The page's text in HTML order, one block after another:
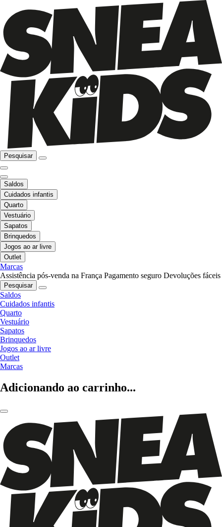
Pesquisar
Saldos
Cuidados infantis
Quarto
Vestuário
Sapatos
Brinquedos
Jogos ao ar livre
Outlet
Marcas
Assistência pós-venda na França Pagamento seguro Devoluções fáceis
Pesquisar
Saldos
Cuidados infantis
Quarto
Vestuário
Sapatos
Brinquedos
Jogos ao ar livre
Outlet
Marcas
Adicionando ao carrinho...